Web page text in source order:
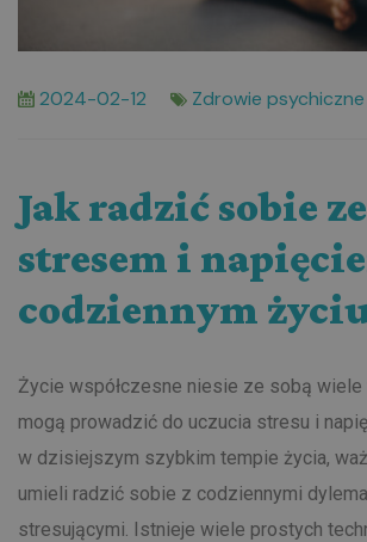
2024-02-12 Zdrowie psychiczne
Jak radzić sobie ze
stresem i
codziennym
Życie współczesne niesie ze sobą wiele
mogą prowadzić do uczucia stresu i
w dzisiejszym szybkim tempie życia,
umieli radzić sobie z codziennymi
stresującymi. Istnieje wiele prostych